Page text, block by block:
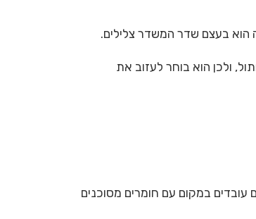
הוא בעצם שדר המשדר צלילים.
ולכן הוא בוחר לעזוב את
במקום עם חומרים מסוכנים